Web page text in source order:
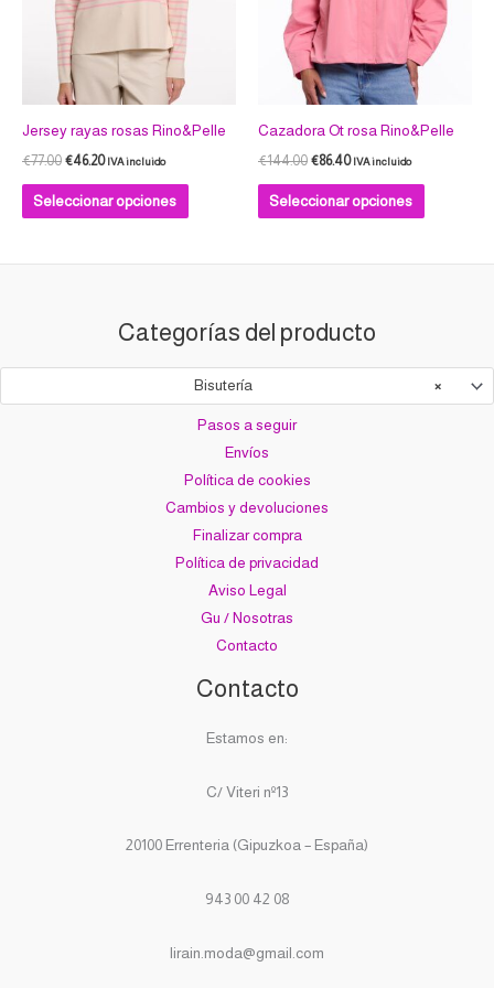
Jersey rayas rosas Rino&Pelle
€77.00 €46.20 IVA incluido
Seleccionar opciones
opciones
en
página
Cazadora Ot rosa Rino&Pelle
€144.00 €86.40 IVA incluido
Seleccionar opciones
opciones
se
pueden
en
página
Categorías del producto
×
Bisutería
Pasos a seguir
Envíos
Política de cookies
Cambios y devoluciones
Finalizar compra
Política de privacidad
Aviso Legal
Gu / Nosotras
Contacto
Contacto
Estamos en:
C/ Viteri nº13
20100 Errenteria (Gipuzkoa – España)
943 00 42 08
lirain.moda@gmail.com